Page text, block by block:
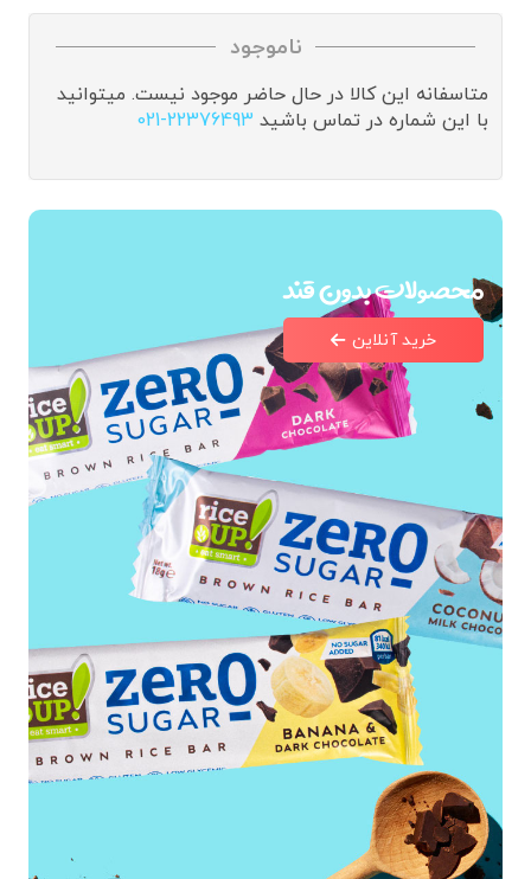
ناموجود
متاسفانه این کالا در حال حاضر موجود نیست. میتوانید
با این شماره در تماس باشید 021-22376493
محصولات بدون قند
خرید آنلاین